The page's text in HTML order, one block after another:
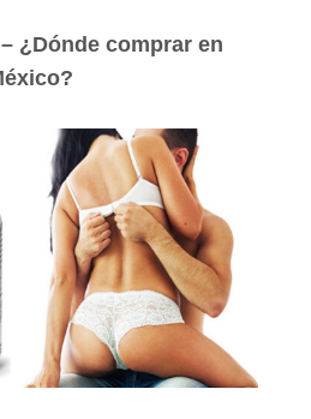
¿Dónde comprar en